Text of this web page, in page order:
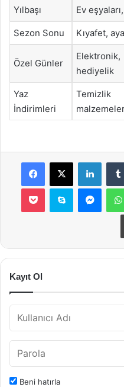
Yılbaşı Ev
Sezon Sonu Kıyafet,
Özel Günler
Elektronik,
hediyelik
Yaz
İndirimleri
Temizlik
Facebook
X
Pocket Skype
Kayıt Ol
Beni hatırla